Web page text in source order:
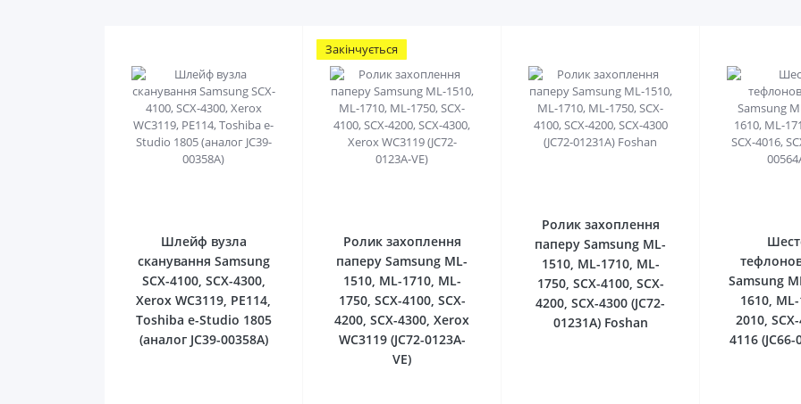
Шлейф вузла
сканування Samsung
SCX-4100, SCX-4300,
Xerox WC3119, РE114,
Toshiba e-Studio 1805
(аналог JC39-00358A)
Закінчується
Ролик захоплення
паперу Samsung ML-
1510, ML-1710, ML-
1750, SCX-4100, SCX-
4200, SCX-4300, Xerox
WC3119 (JC72-0123A-
VE)
Ролик захоплення
паперу Samsung ML-
1510, ML-1710, ML-
1750, SCX-4100, SCX-
4200, SCX-4300 (JC72-
01231A) Foshan
Samsung
1610,
2010,
4116